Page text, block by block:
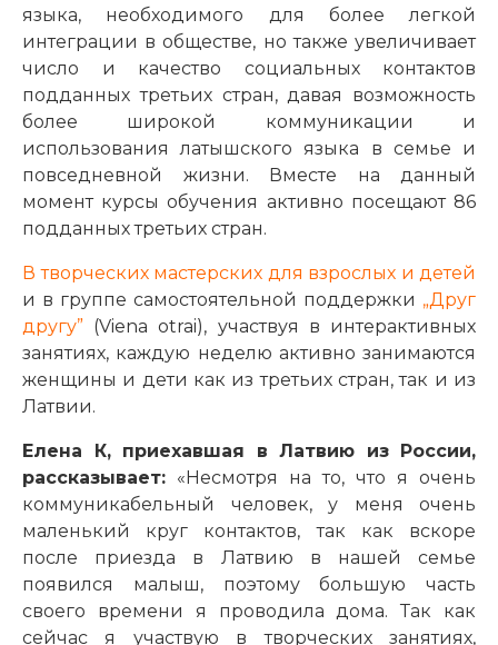
языка, необходимого для более легкой
интеграции в обществе, но также увеличивает
число и качество социальных контактов
подданных третьих стран, давая возможность
более широкой коммуникации и
использования латышского языка в семье и
повседневной жизни. Вместе на данный
момент курсы обучения активно посещают 86
подданных третьих стран.
В творческих мастерских для взрослых и детей
и в группе самостоятельной поддержки „Друг
другу” (Viena otrai), участвуя в интерактивных
занятиях, каждую неделю активно занимаются
женщины и дети как из третьих стран, так и из
Латвии.
Елена К, приехавшая в Латвию из России,
рассказывает: «Несмотря на то, что я очень
коммуникабельный человек, у меня очень
маленький круг контактов, так как вскоре
после приезда в Латвию в нашей семье
появился малыш, поэтому большую часть
своего времени я проводила дома. Так как
сейчас я участвую в творческих занятиях,